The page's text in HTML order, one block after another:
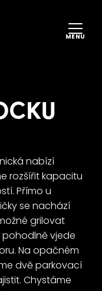
MENU
nabízí
rozšířit kapacitu
Přímo u
se nachází
grilovat
pohodlně vjede
Na opačném
dvě parkovací
Chystáme